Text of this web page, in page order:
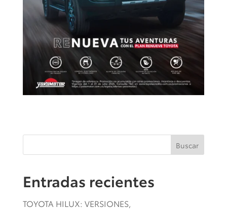
Buscar
Entradas recientes
TOYOTA HILUX: VERSIONES,